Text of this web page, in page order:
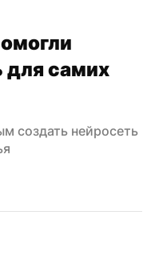
для самих
создать нейросеть